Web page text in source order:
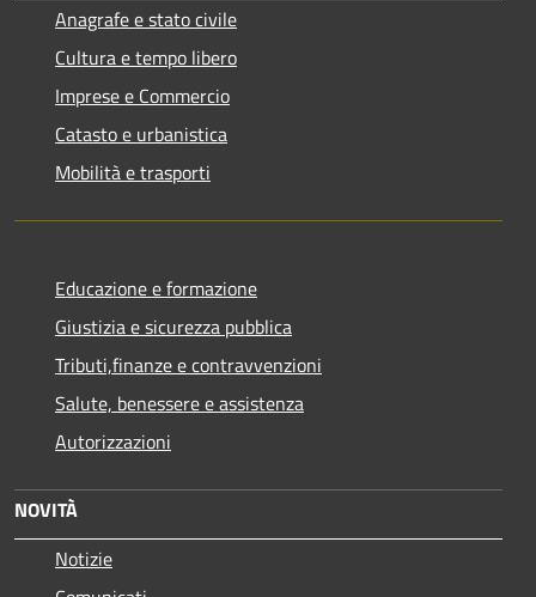
Anagrafe e stato civile
Cultura e tempo libero
Imprese e Commercio
Catasto e urbanistica
Mobilità e trasporti
Educazione e formazione
Giustizia e sicurezza pubblica
Tributi,finanze e contravvenzioni
Salute, benessere e assistenza
Autorizzazioni
NOVITÀ
Notizie